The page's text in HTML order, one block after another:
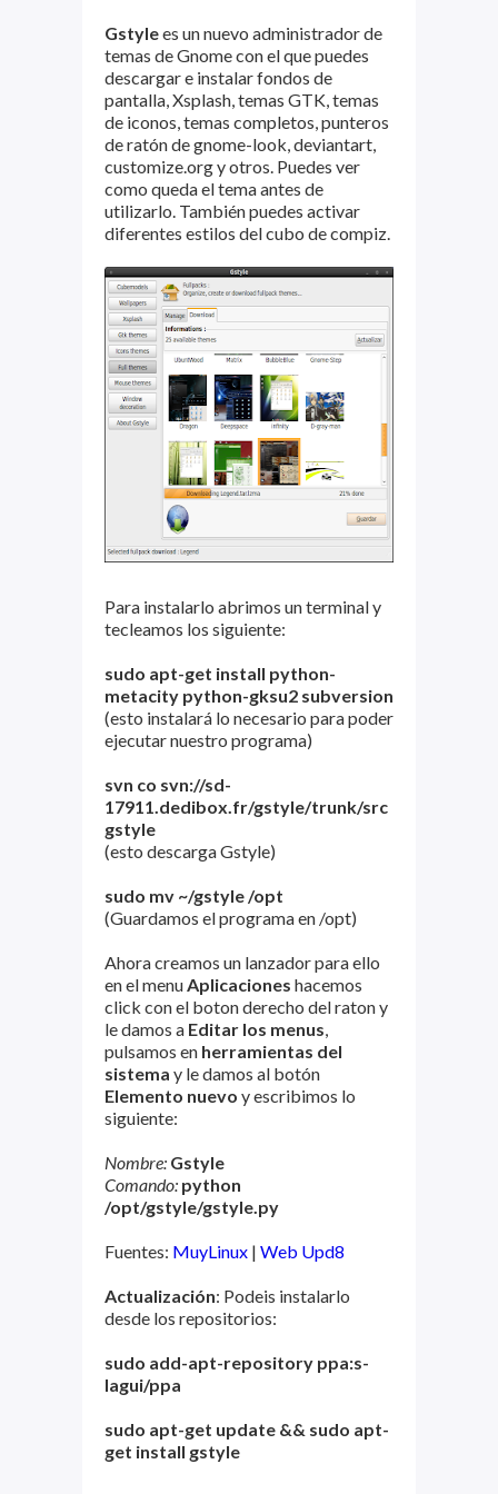
Gstylees un nuevo administrador de
temas de Gnome con el que puedes
descargar e instalar fondos de
pantalla, Xsplash, temas GTK, temas
de iconos, temas completos, punteros
de ratón de gnome-look, deviantart,
customize.org y otros. Puedes ver
como queda el tema antes de
utilizarlo. También puedes activar
diferentes estilos del cubo de compiz.
Para instalarlo abrimos un terminal y
tecleamos los siguiente:
sudo apt-get install python-
metacity python-gksu2 subversion
(esto instalará lo necesario para poder
ejecutar nuestro programa)
svn co svn://sd-
17911.dedibox.fr/gstyle/trunk/src
gstyle
(esto descarga Gstyle)
sudo mv ~/gstyle /opt
(Guardamos el programa en /opt)
Ahora creamos un lanzador para ello
en el menuAplicaciones hacemos
click con el boton derecho del raton y
le damos a Editar los menus,
pulsamos en herramientas del
sistema y le damos al botón
Elemento nuevo y escribimos lo
siguiente:
Nombre: Gstyle
Comando: python
/opt/gstyle/gstyle.py
Fuentes: MuyLinux | Web Upd8
Actualización: Podeis instalarlo
desde los repositorios:
sudo add-apt-repository ppa:s-
lagui/ppa
sudo apt-get update && sudo apt-
get install gstyle